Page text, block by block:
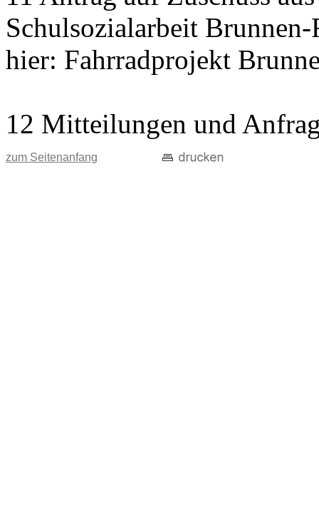
Schulsozialarbeit Brunnen-
hier: Fahrradprojekt
12 Mitteilungen und
zum Seitenanfang